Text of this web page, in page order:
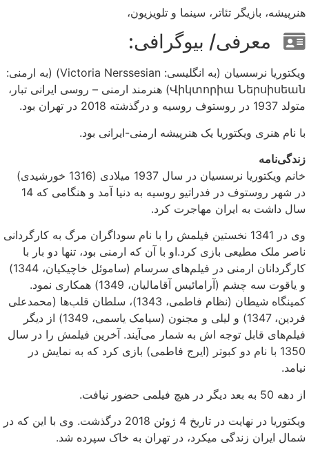
هنرپیشه، بازیگر تئاتر، سینما و تلویزیون،
معرفی/ بیوگرافی:
ویکتوریا نرسسیان (به انگلیسی: Victoria Nerssesian) (به ارمنی:
Վիկտորիա Ներսիսեան) هنرمند ارمنی – روسی ایرانی تبار،
متولد 1937 در روستوف روسیه و درگذشته 2018 در تهران بود.
با نام هنری ویکتوریا یک هنرپیشه ارمنی-ایرانی بود.
زندگی‌نامه
خانم ویکتوریا نرسسیان در سال 1937 میلادی (1316 خورشیدی)
در شهر روستوف در فدراتیو روسیه به دنیا آمد و هنگامی که 14
سال داشت به ایران مهاجرت کرد.
وی در 1341 نخستین فیلمش را با نام سوداگران مرگ به کارگردانی
ناصر ملک مطیعی بازی کرد.او با آن که ارمنی بود، تنها دو بار با
کارگردانان ارمنی در فیلم‌های سرسام (ساموئل خاچیکیان، 1344)
و یاقوت سه چشم (آرامائیس آقامالیان، 1349) همکاری نمود.
کمینگاه شیطان (نظام فاطمی، 1343)، سلطان قلب‌ها (محمدعلی
فردین، 1347) و لیلی و مجنون (سیامک یاسمی، 1349) از دیگر
فیلم‌های قابل توجه اش به شمار می‌آیند. آخرین فیلمش را در سال
1350 با نام دو کبوتر (ایرج فاطمی) بازی کرد که به نمایش در
نیامد.
از دهه 50 به بعد دیگر در هیچ فیلمی حضور نیافت.
ویکتوریا در نهایت در تاریخ 4 ژوئن 2018 درگذشت. وی با این که در
شمال ایران زندگی میکرد، در تهران به خاک سپرده شد.